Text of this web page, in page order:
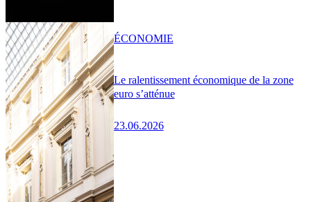
Le ralentissement économique de la zone
euro s’atténue
23.06.2026
ÉCONOMIE